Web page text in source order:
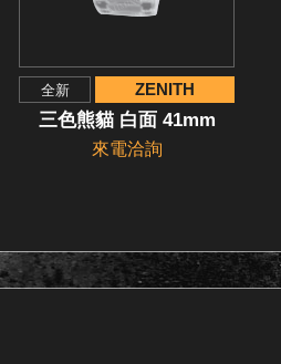
全新 ZENITH
三色熊貓 白面 41mm
來電洽詢